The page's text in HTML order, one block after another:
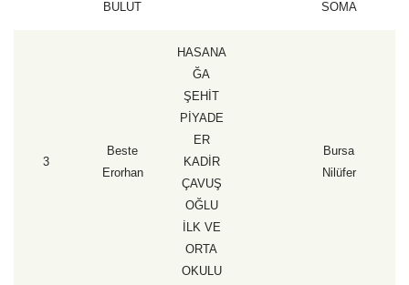
BULUT
SOMA
3
Beste
Erorhan
HASANA
ĞA
ŞEHİT
PİYADE
ER
KADİR
ÇAVUŞ
OĞLU
İLK VE
ORTA
OKULU
Bursa
Nilüfer